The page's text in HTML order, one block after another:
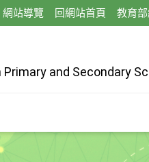
網站導覽 回網站首頁 教育
and Secondary